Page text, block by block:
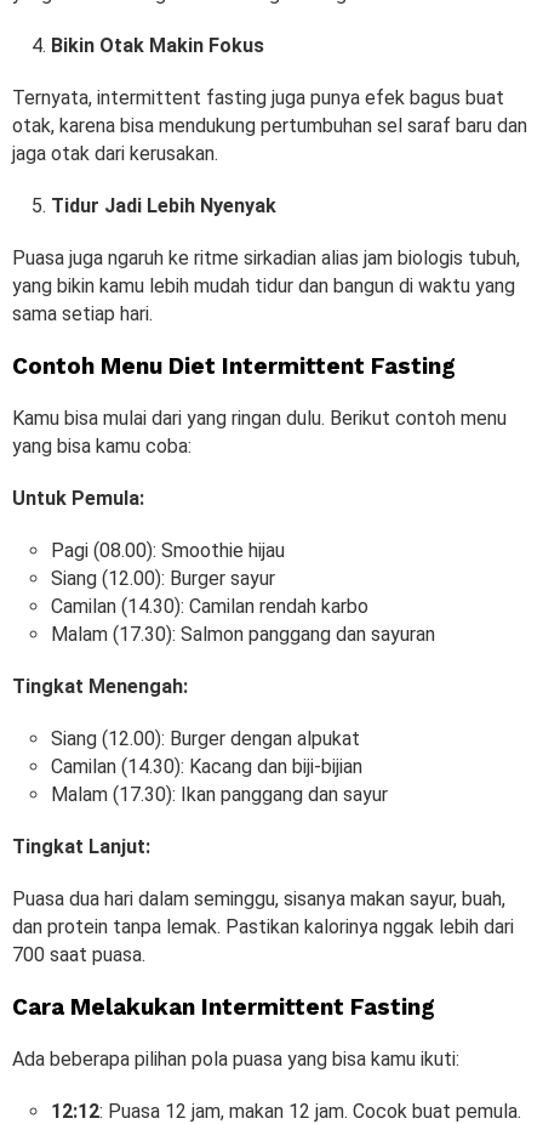
Bikin Otak Makin Fokus
Ternyata, intermittent fasting juga punya efek bagus buat
otak, karena bisa mendukung pertumbuhan sel saraf baru dan
jaga otak dari kerusakan.
Tidur Jadi Lebih Nyenyak
Puasa juga ngaruh ke ritme sirkadian alias jam biologis tubuh,
yang bikin kamu lebih mudah tidur dan bangun di waktu yang
sama setiap hari.
Contoh Menu Diet Intermittent Fasting
Kamu bisa mulai dari yang ringan dulu. Berikut contoh menu
yang bisa kamu coba:
Untuk Pemula:
Pagi (08.00): Smoothie hijau
Siang (12.00): Burger sayur
Camilan (14.30): Camilan rendah karbo
Malam (17.30): Salmon panggang dan sayuran
Tingkat Menengah:
Siang (12.00): Burger dengan alpukat
Camilan (14.30): Kacang dan biji-bijian
Malam (17.30): Ikan panggang dan sayur
Tingkat Lanjut:
Puasa dua hari dalam seminggu, sisanya makan sayur, buah,
dan protein tanpa lemak. Pastikan kalorinya nggak lebih dari
700 saat puasa.
Cara Melakukan Intermittent Fasting
Ada beberapa pilihan pola puasa yang bisa kamu ikuti:
12:12: Puasa 12 jam, makan 12 jam. Cocok buat pemula.